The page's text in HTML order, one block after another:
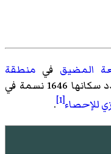
المضيق في منطقة
. بلغ عدد سكانها 1646 نسمة في
للإحصاء[1]
.